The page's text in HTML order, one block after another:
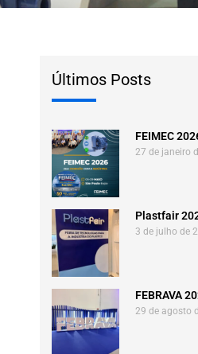
Últimos Posts
FEIMEC
27 de janeiro
Plastfair
3 de julho de
FEBRAVA
29 de agosto